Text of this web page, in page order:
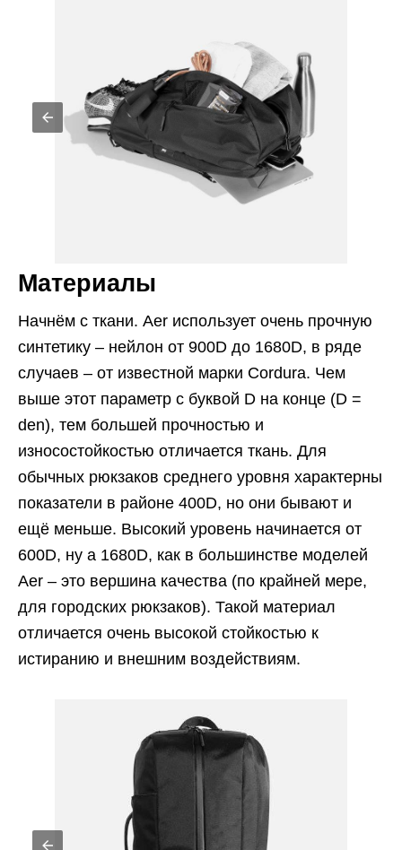
Материалы
Начнём с ткани. Aer использует очень прочную
синтетику – нейлон от 900D до 1680D, в ряде
случаев – от известной марки Cordura. Чем
выше этот параметр с буквой D на конце (D =
den), тем большей прочностью и
износостойкостью отличается ткань. Для
обычных рюкзаков среднего уровня характерны
показатели в районе 400D, но они бывают и
ещё меньше. Высокий уровень начинается от
600D, ну а 1680D, как в большинстве моделей
Aer – это вершина качества (по крайней мере,
для городских рюкзаков). Такой материал
отличается очень высокой стойкостью к
истиранию и внешним воздействиям.